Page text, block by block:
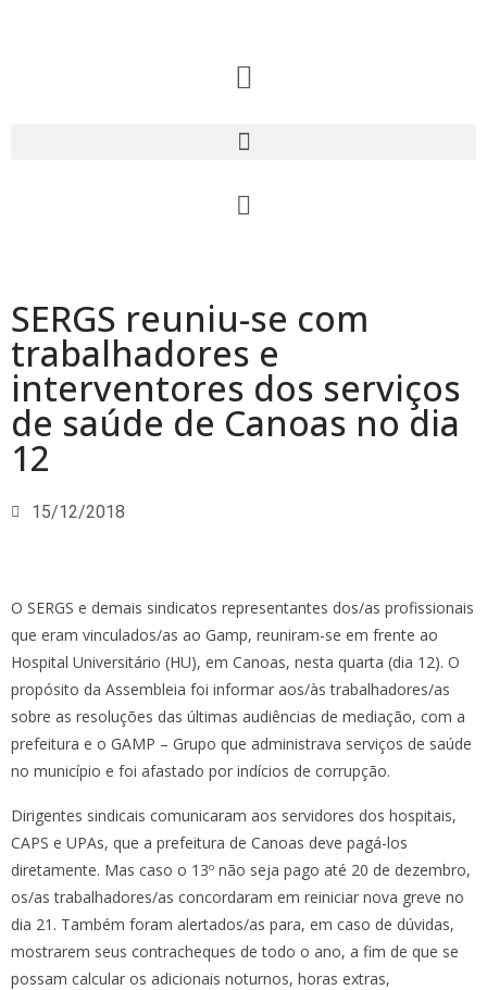
SERGS reuniu-se com
trabalhadores e
interventores dos serviços
de saúde de Canoas no dia
12
15/12/2018
O SERGS e demais sindicatos representantes dos/as profissionais
que eram vinculados/as ao Gamp, reuniram-se em frente ao
Hospital Universitário (HU), em Canoas, nesta quarta (dia 12). O
propósito da Assembleia foi informar aos/às trabalhadores/as
sobre as resoluções das últimas audiências de mediação, com a
prefeitura e o GAMP – Grupo que administrava serviços de saúde
no município e foi afastado por indícios de corrupção.
Dirigentes sindicais comunicaram aos servidores dos hospitais,
CAPS e UPAs, que a prefeitura de Canoas deve pagá-los
diretamente. Mas caso o 13º não seja pago até 20 de dezembro,
os/as trabalhadores/as concordaram em reiniciar nova greve no
dia 21. Também foram alertados/as para, em caso de dúvidas,
mostrarem seus contracheques de todo o ano, a fim de que se
possam calcular os adicionais noturnos, horas extras,